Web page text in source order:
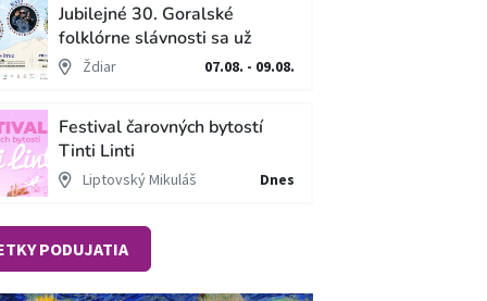
Jubilejné 30. Goralské
folklórne slávnosti sa už
blížiaŽdiar 07.08. - 09.08.
Festival čarovných bytostí
Tinti Linti
Liptovský Mikuláš Dnes
PODUJATIA